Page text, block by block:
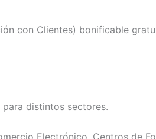
con Clientes) bonificable
distintos sectores.